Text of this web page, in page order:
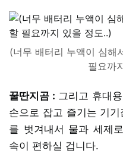
(너무 배터리 누액이 심해
필요까
꿀딴지곰 : 그리고 휴대
손으로 잡고 즐기는 기
를 벗겨내서 물과 세제
속이 편하실 겁니다.